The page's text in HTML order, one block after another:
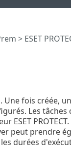
> ESET
fois créée,
Les
ESET
peut prendre
durées